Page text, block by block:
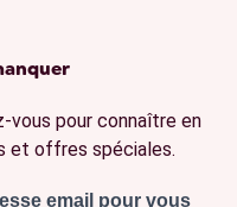
vous pour connaître en
et offres spéciales.
email pour vous